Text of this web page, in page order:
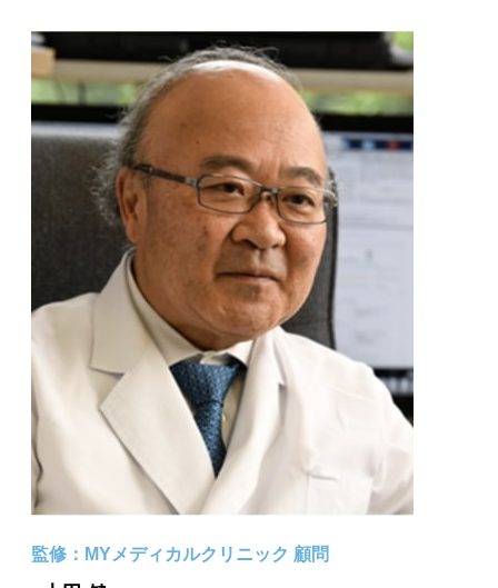
監修：MYメディカルクリニック 顧問